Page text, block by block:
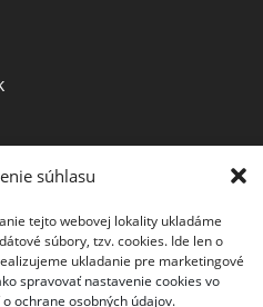
súhlasu
tejto webovej lokality ukladáme
súbory, tzv. cookies. Ide len o
ukladanie pre marketingové
spravovať nastavenie cookies vo
ochrane osobných údajov.